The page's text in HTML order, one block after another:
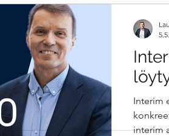
Interim
interim
5.5.